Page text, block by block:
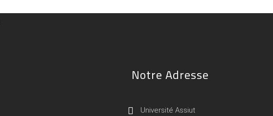
Notre Adresse
Université Assiut